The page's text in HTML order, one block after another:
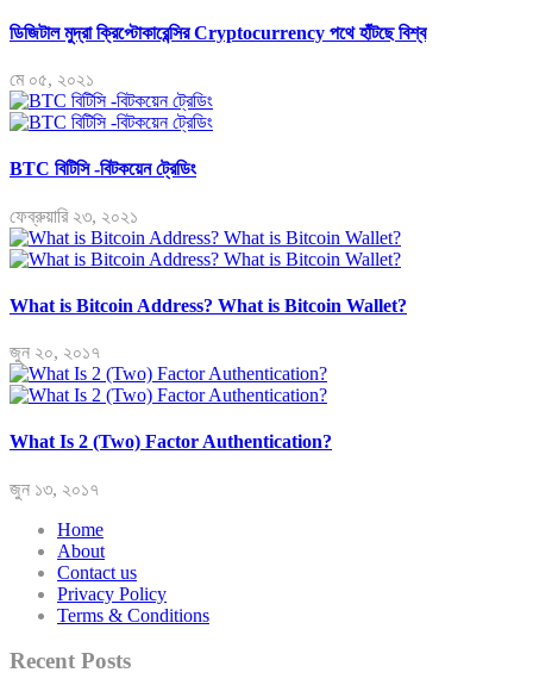
ডিজিটাল মুদ্রা ক্রিপ্টোকারেন্সির Cryptocurrency পথে হাঁটছে বিশ্ব
মে ০৫, ২০২১
BTC বিটিসি -বিটকয়েন ট্রেডিং
ফেব্রুয়ারি ২৩, ২০২১
What is Bitcoin Address? What is Bitcoin Wallet?
জুন ২০, ২০১৭
What Is 2 (Two) Factor Authentication?
জুন ১৩, ২০১৭
Home
About
Contact us
Privacy Policy
Terms & Conditions
Recent Posts